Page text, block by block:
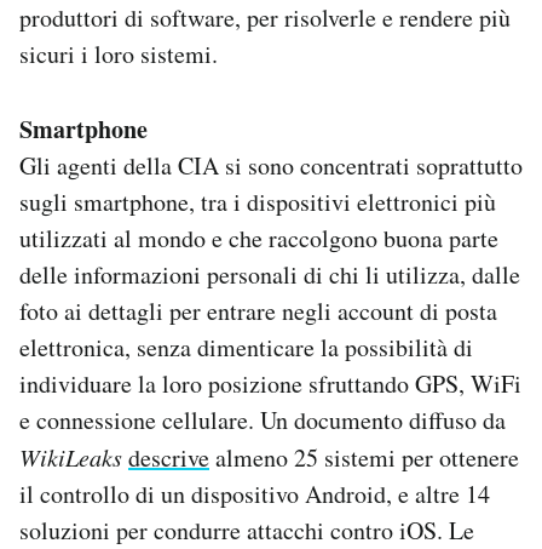
produttori di software, per risolverle e rendere più
sicuri i loro sistemi.
Smartphone
Gli agenti della CIA si sono concentrati soprattutto
sugli smartphone, tra i dispositivi elettronici più
utilizzati al mondo e che raccolgono buona parte
delle informazioni personali di chi li utilizza, dalle
foto ai dettagli per entrare negli account di posta
elettronica, senza dimenticare la possibilità di
individuare la loro posizione sfruttando GPS, WiFi
e connessione cellulare. Un documento diffuso da
WikiLeaksdescrivealmeno 25 sistemi per ottenere
il controllo di un dispositivo Android, e altre 14
soluzioni per condurre attacchi contro iOS. Le